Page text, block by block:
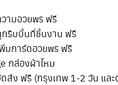
ามอวยพร ฟรี
กริบบิ้นที่ชิ้นงาน ฟรี
มการ์ดอวยพร ฟรี
กล่องผ้าไหม
ส่ง ฟรี (กรุงเทพ 1-2 วัน แล